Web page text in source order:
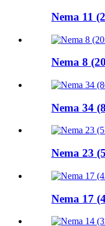
Nema 11
Nema 8
Nema 34
Nema 23
Nema 17